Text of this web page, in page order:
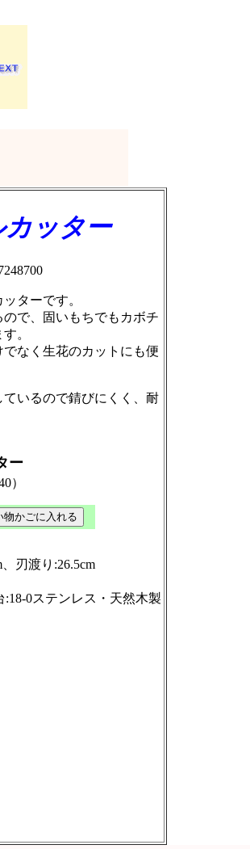
カッター
ターです。
で、固いもちでもカボチ
。
なく生花のカットにも便
いるので錆びにくく、耐
ー
）
刃渡り:26.5cm
0ステンレス・天然木製